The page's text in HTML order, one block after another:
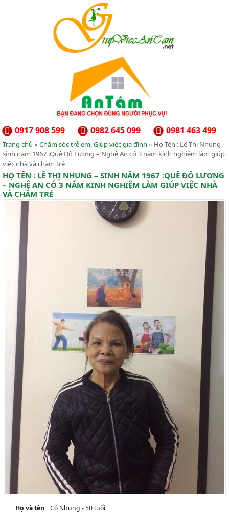
0981 463 499
0982 645 099
0917 908 599
Trang chủ » Chăm sóc trẻ em,Giúp việc gia đình » Họ Tên : Lê Thị Nhung –
sinh năm 1967 :Quê Đô Lương – Nghệ An có 3 năm kinh nghiệm làm giúp
việc nhà và chăm trẻ
HỌ TÊN : LÊ THỊ NHUNG – SINH NĂM 1967 :QUÊ ĐÔ LƯƠNG
– NGHỆ AN CÓ 3 NĂM KINH NGHIỆM LÀM GIÚP VIỆC NHÀ
VÀ CHĂM TRẺ
Họ và tên Cô Nhung - 50 tuổi